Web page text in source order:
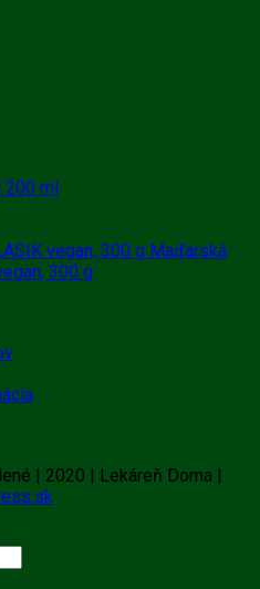
200 ml
Maďarská
300 g
| 2020 | Lekáreň Doma |